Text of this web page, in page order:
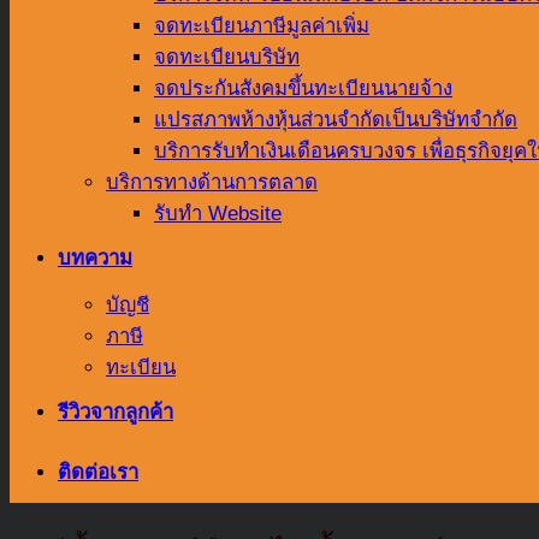
จดทะเบียนภาษีมูลค่าเพิ่ม
จดทะเบียนบริษัท
จดประกันสังคมขึ้นทะเบียนนายจ้าง
แปรสภาพห้างหุ้นส่วนจำกัดเป็นบริษัทจำกัด
บริการรับทำเงินเดือนครบวงจร เพื่อธุรกิจยุค
บริการทางด้านการตลาด
รับทำ Website
บทความ
บัญชี
ภาษี
ทะเบียน
รีวิวจากลูกค้า
ติดต่อเรา